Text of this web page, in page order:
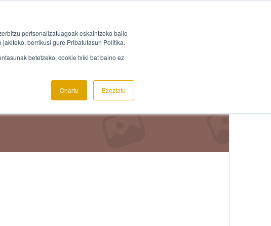
pertsonalizatuagoak eskaintzeko balio
berrikusi gure Pribatutasun Politika.
betetzeko, cookie txiki bat baino ez
Onartu Ezeztatu